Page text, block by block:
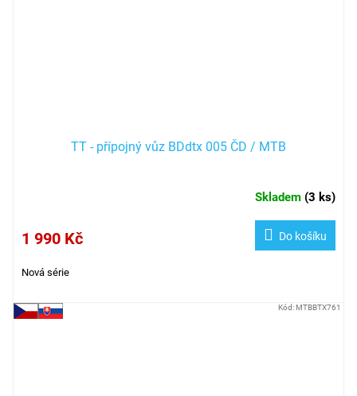
TT - přípojný vůz BDdtx 005 ČD / MTB
Skladem (3 ks)
1 990 Kč Do košíku
Nová série
Kód:MTBBTX761